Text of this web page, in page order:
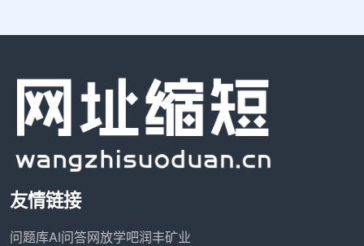
友情链接
问题库AI问答网放学吧润丰矿业